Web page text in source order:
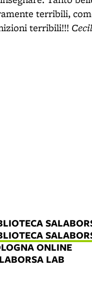
terribili,
terribili!!!
ONLINE
LAB